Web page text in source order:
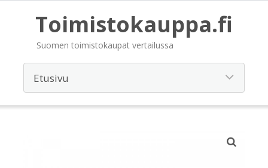
Toimistokauppa.fi
Suomen toimistokaupat vertailussa